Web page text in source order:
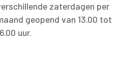
zaterdagen per
geopend van 13.00 tot
uur.